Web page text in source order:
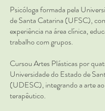
Psicóloga formada pela
de Santa Catarina (UFSC),
experiência na área clínica,
trabalho com grupos.
Cursou Artes Plásticas por
Universidade do Estado de
(UDESC), integrando a arte
terapêutico.